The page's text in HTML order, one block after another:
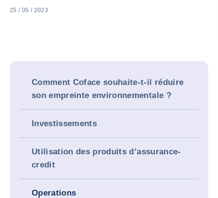
25 / 05 / 2023
Comment Coface souhaite-t-il réduire
son empreinte environnementale ?
Investissements
Utilisation des produits d’assurance-
credit
Operations